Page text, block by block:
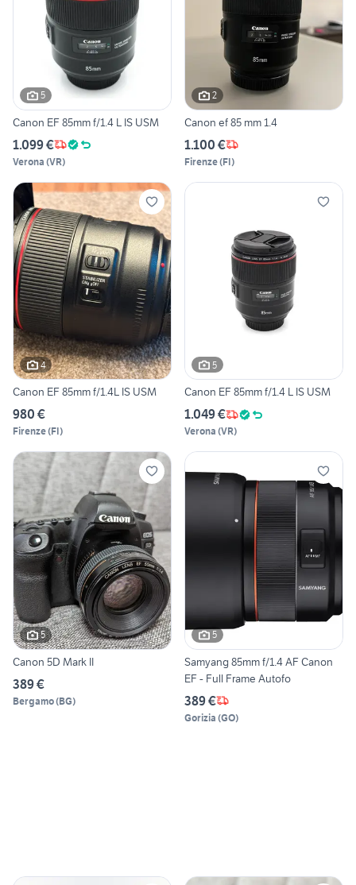
5
Canon EF 85mm f/1.4 L IS USM
1.099 €
Verona (VR)
2
Canon ef 85 mm 1.4
1.100 €
Firenze(FI)
4
Canon EF 85mm f/1.4L IS USM
980 €
Firenze(FI)
5
Canon EF 85mm f/1.4 L IS USM
1.049 €
Verona (VR)
5
Canon 5D Mark II
389 €
Bergamo(BG)
5
Samyang 85mm f/1.4 AF Canon
EF - Full Frame Autofo
389 €
Gorizia (GO)